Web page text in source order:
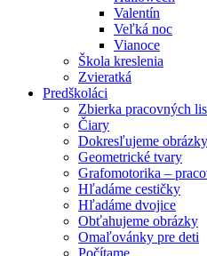
Valentín
Veľká noc
Vianoce
Škola kreslenia
Zvieratká
Predškoláci
Zbierka pracovných
Čiary
Dokresľujeme obrázky
Geometrické tvary
Grafomotorika –
Hľadáme cestičky
Hľadáme dvojice
Obťahujeme obrázky
Omaľovánky pre deti
Počítame